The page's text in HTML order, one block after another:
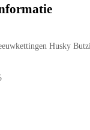
Husky Butzi